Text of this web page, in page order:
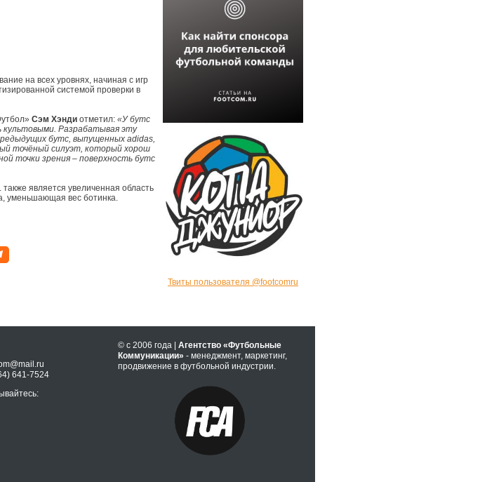
на всех уровнях, начиная с игр
системой проверки в
Сэм Хэнди отметил: «У бутс
культовыми. Разрабатывая эту
бутс, выпущенных adidas,
точёный силуэт, который хорош
точки зрения – поверхность бутс
является увеличенная область
уменьшающая вес ботинка.
Твиты пользователя @footcomru
641-7524
© с 2006 года |Агентство «Футбольные
Коммуникации» - менеджмент, маркетинг,
продвижение в футбольной индустрии.